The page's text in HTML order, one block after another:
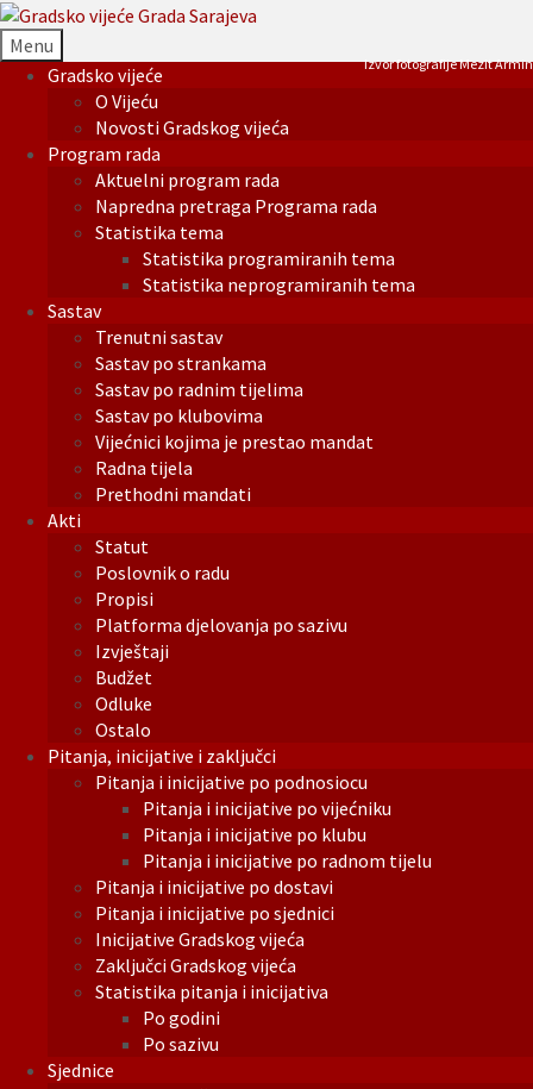
Menu
Gradsko vijeće
O Vijeću
Novosti Gradskog vijeća
Program rada
Aktuelni program rada
Napredna pretraga Programa rada
Statistika tema
Statistika programiranih tema
Statistika neprogramiranih tema
Sastav
Trenutni sastav
Sastav po strankama
Sastav po radnim tijelima
Sastav po klubovima
Vijećnici kojima je prestao mandat
Radna tijela
Prethodni mandati
Akti
Statut
Poslovnik o radu
Propisi
Platforma djelovanja po sazivu
Izvještaji
Budžet
Odluke
Ostalo
Pitanja, inicijative i zaključci
Pitanja i inicijative po podnosiocu
Pitanja i inicijative po vijećniku
Pitanja i inicijative po klubu
Pitanja i inicijative po radnom tijelu
Pitanja i inicijative po dostavi
Pitanja i inicijative po sjednici
Inicijative Gradskog vijeća
Zaključci Gradskog vijeća
Statistika pitanja i inicijativa
Po godini
Po sazivu
Sjednice
Izvor fotografije Mezit Armin